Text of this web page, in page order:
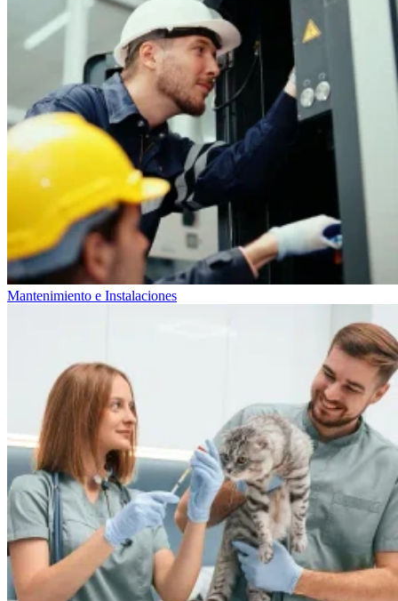
Mantenimiento e Instalaciones